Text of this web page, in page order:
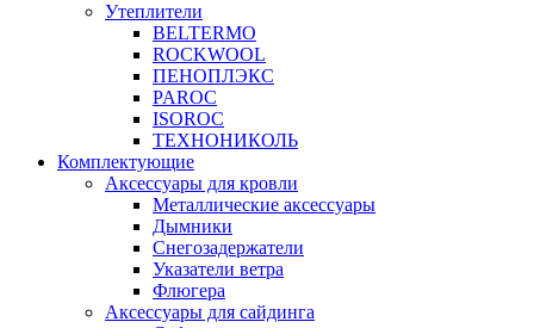
Утеплители
BELTERMO
ROCKWOOL
ПЕНОПЛЭКС
PAROC
ISOROC
ТЕХНОНИКОЛЬ
Комплектующие
Аксессуары для кровли
Металлические аксессуары
Дымники
Снегозадержатели
Указатели ветра
Флюгера
Аксессуары для сайдинга